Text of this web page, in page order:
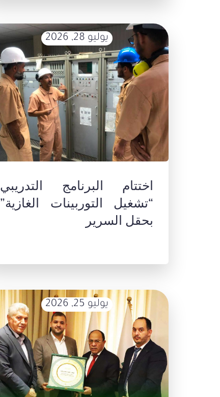
يوليو 28, 2026
اختتام البرنامج التدريبي
“تشغيل التوربينات الغازية”
بحقل السرير
يوليو 25, 2026